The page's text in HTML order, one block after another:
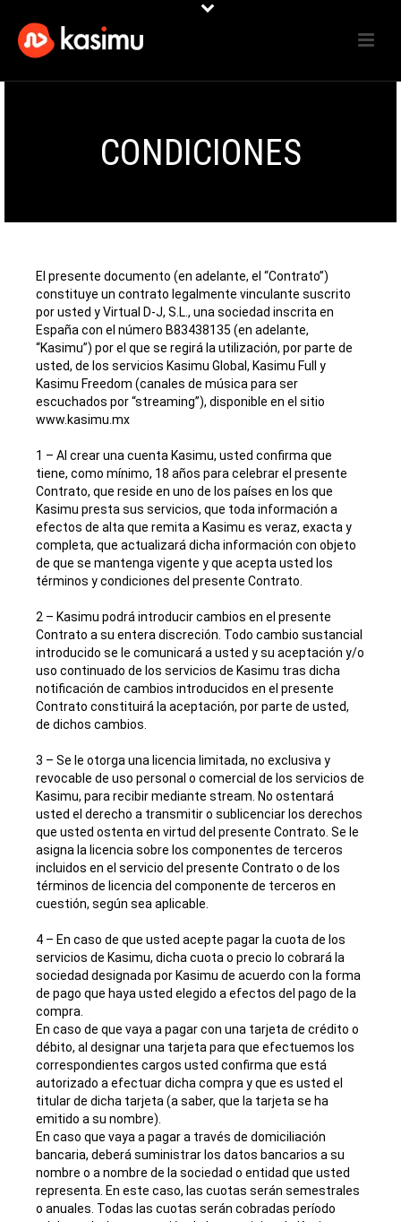
CONDICIONES
El presente documento (en adelante, el “Contrato”)
constituye un contrato legalmente vinculante suscrito
por usted y Virtual D-J, S.L., una sociedad inscrita en
España con el número B83438135 (en adelante,
“Kasimu”) por el que se regirá la utilización, por parte de
usted, de los servicios Kasimu Global, Kasimu Full y
Kasimu Freedom (canales de música para ser
escuchados por “streaming”), disponible en el sitio
www.kasimu.mx
1 – Al crear una cuenta Kasimu, usted confirma que
tiene, como mínimo, 18 años para celebrar el presente
Contrato, que reside en uno de los países en los que
Kasimu presta sus servicios, que toda información a
efectos de alta que remita a Kasimu es veraz, exacta y
completa, que actualizará dicha información con objeto
de que se mantenga vigente y que acepta usted los
términos y condiciones del presente Contrato.
2 – Kasimu podrá introducir cambios en el presente
Contrato a su entera discreción. Todo cambio sustancial
introducido se le comunicará a usted y su aceptación y/o
uso continuado de los servicios de Kasimu tras dicha
notificación de cambios introducidos en el presente
Contrato constituirá la aceptación, por parte de usted,
de dichos cambios.
3 – Se le otorga una licencia limitada, no exclusiva y
revocable de uso personal o comercial de los servicios de
Kasimu, para recibir mediante stream. No ostentará
usted el derecho a transmitir o sublicenciar los derechos
que usted ostenta en virtud del presente Contrato. Se le
asigna la licencia sobre los componentes de terceros
incluidos en el servicio del presente Contrato o de los
términos de licencia del componente de terceros en
cuestión, según sea aplicable.
4 – En caso de que usted acepte pagar la cuota de los
servicios de Kasimu, dicha cuota o precio lo cobrará la
sociedad designada por Kasimu de acuerdo con la forma
de pago que haya usted elegido a efectos del pago de la
compra.
En caso de que vaya a pagar con una tarjeta de crédito o
débito, al designar una tarjeta para que efectuemos los
correspondientes cargos usted confirma que está
autorizado a efectuar dicha compra y que es usted el
titular de dicha tarjeta (a saber, que la tarjeta se ha
emitido a su nombre).
En caso que vaya a pagar a través de domiciliación
bancaria, deberá suministrar los datos bancarios a su
nombre o a nombre de la sociedad o entidad que usted
representa. En este caso, las cuotas serán semestrales
o anuales. Todas las cuotas serán cobradas período